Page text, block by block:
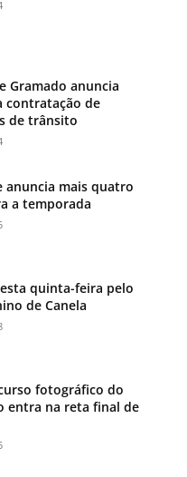
Gramado anuncia
contratação de
de trânsito
anuncia mais quatro
a temporada
quinta-feira pelo
de Canela
fotográfico do
entra na reta final de